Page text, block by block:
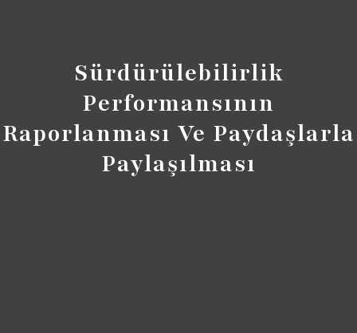
Sürdürülebilirlik
Performansının
Raporlanması Ve Paydaşlarla
Paylaşılması